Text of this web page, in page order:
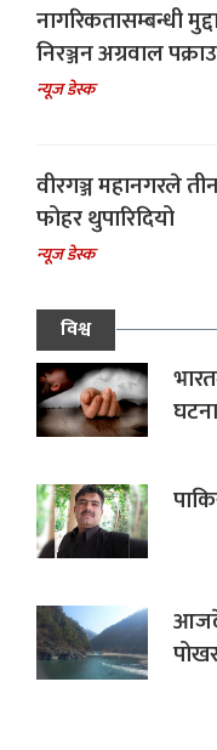
नागरिकतासम्बन्धी
निरञ्जन अग्रवाल पक्राउ
न्यूज डेस्क
वीरगञ्ज महानगरले
फोहर थुपारिदियो
न्यूज डेस्क
विश्व